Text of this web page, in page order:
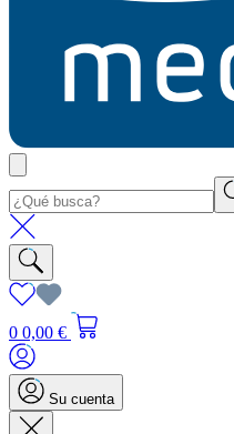
0 0,00 €
Su cuenta